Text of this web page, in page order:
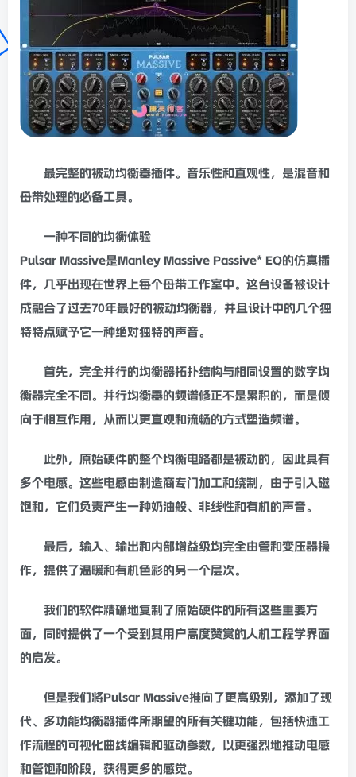
最完整的被动均衡器插件。音乐性和直观性，是混音和
母带处理的必备工具。
一种不同的均衡体验
Pulsar Massive是Manley Massive Passive* EQ的仿真插
件，几乎出现在世界上每个母带工作室中。这台设备被设计
成融合了过去70年最好的被动均衡器，并且设计中的几个独
特特点赋予它一种绝对独特的声音。
首先，完全并行的均衡器拓扑结构与相同设置的数字均
衡器完全不同。并行均衡器的频谱修正不是累积的，而是倾
向于相互作用，从而以更直观和流畅的方式塑造频谱。
此外，原始硬件的整个均衡电路都是被动的，因此具有
多个电感。这些电感由制造商专门加工和绕制，由于引入磁
饱和，它们负责产生一种奶油般、非线性和有机的声音。
最后，输入、输出和内部增益级均完全由管和变压器操
作，提供了温暖和有机色彩的另一个层次。
我们的软件精确地复制了原始硬件的所有这些重要方
面，同时提供了一个受到其用户高度赞赏的人机工程学界面
的启发。
但是我们将Pulsar Massive推向了更高级别，添加了现
代、多功能均衡器插件所期望的所有关键功能，包括快速工
作流程的可视化曲线编辑和驱动参数，以更强烈地推动电感
和管饱和阶段，获得更多的感觉。